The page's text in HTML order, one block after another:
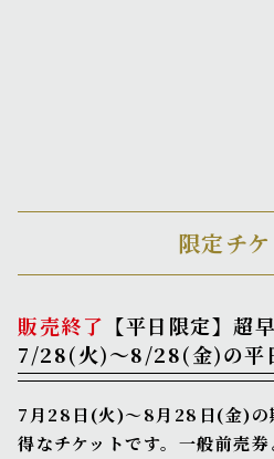
限定チケ
販売終了 【平日限定】超
7/28(火)～8/28(金)の平
7月28日(火)～8月28日(金)の
得なチケットです。一般前売